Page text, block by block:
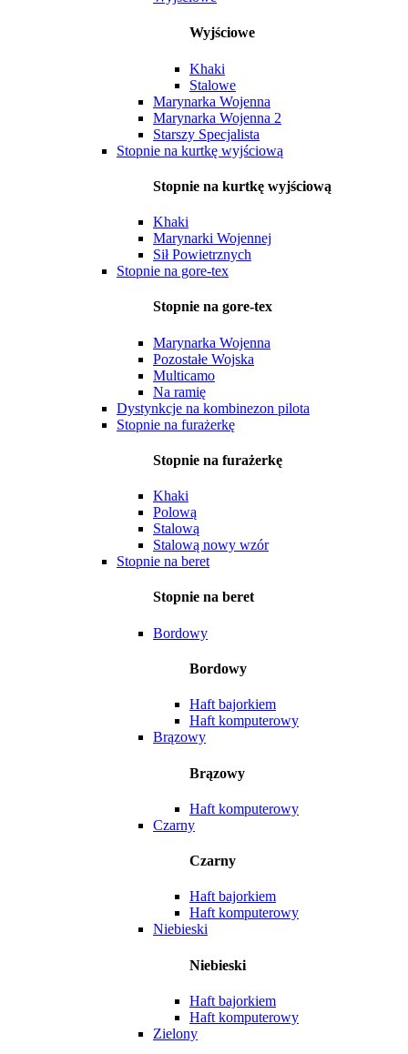
Wyjściowe
Khaki
Stalowe
Marynarka Wojenna
Marynarka Wojenna 2
Starszy Specjalista
Stopnie na kurtkę wyjściową
Stopnie na kurtkę wyjściową
Khaki
Marynarki Wojennej
Sił Powietrznych
Stopnie na gore-tex
Stopnie na gore-tex
Marynarka Wojenna
Pozostałe Wojska
Multicamo
Na ramię
Dystynkcje na kombinezon pilota
Stopnie na furażerkę
Stopnie na furażerkę
Khaki
Polową
Stalową
Stalową nowy wzór
Stopnie na beret
Stopnie na beret
Bordowy
Bordowy
Haft bajorkiem
Haft komputerowy
Brązowy
Brązowy
Haft komputerowy
Czarny
Czarny
Haft bajorkiem
Haft komputerowy
Niebieski
Niebieski
Haft bajorkiem
Haft komputerowy
Zielony